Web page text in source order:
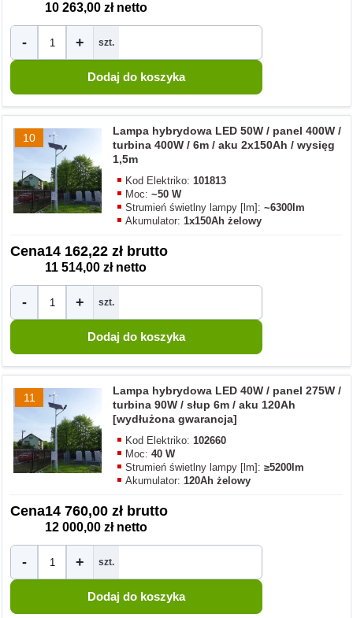
10 263,00 zł netto
- + szt.
10
Lampa hybrydowa LED 50W / panel 400W /
turbina 400W / 6m / aku 2x150Ah / wysięg
1,5m
Kod Elektriko:101813
Moc:~50 W
Strumień świetlny lampy [lm]:~6300lm
Akumulator:1x150Ah żelowy
Cena14 162,22 zł brutto
11 514,00 zł netto
- + szt.
11
Lampa hybrydowa LED 40W / panel 275W /
turbina 90W / słup 6m / aku 120Ah
[wydłużona gwarancja]
Kod Elektriko:102660
Moc:40 W
Strumień świetlny lampy [lm]:≥5200lm
Akumulator:120Ah żelowy
Cena14 760,00 zł brutto
12 000,00 zł netto
- + szt.